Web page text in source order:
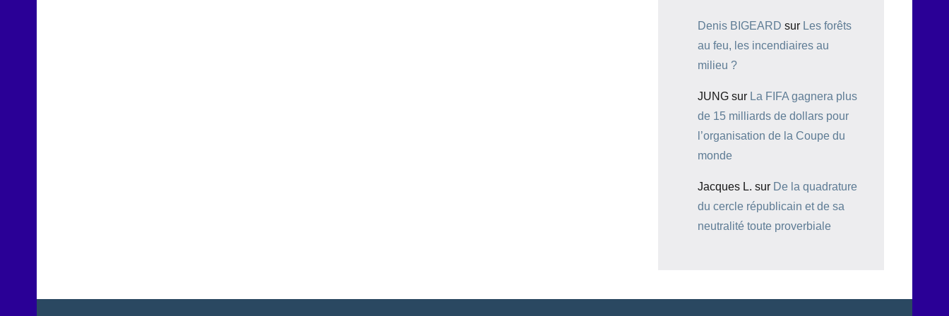
Denis BIGEARD sur Les forêts
au feu, les incendiaires au
milieu ?
JUNG sur La FIFA gagnera plus
de 15 milliards de dollars pour
l’organisation de la Coupe du
monde
Jacques L. sur De la quadrature
du cercle républicain et de sa
neutralité toute proverbiale